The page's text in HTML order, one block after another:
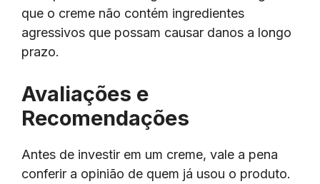
que o creme não contém ingredientes
agressivos que possam causar danos a longo
prazo.
Avaliações e
Recomendações
Antes de investir em um creme, vale a pena
conferir a opinião de quem já usou o produto.